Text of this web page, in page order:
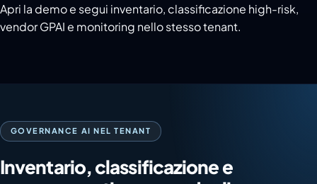
Apri la demo e segui inventario, classificazione high-risk,
vendor GPAI e monitoring nello stesso tenant.
GOVERNANCE AI NEL TENANT
Inventario, classificazione e